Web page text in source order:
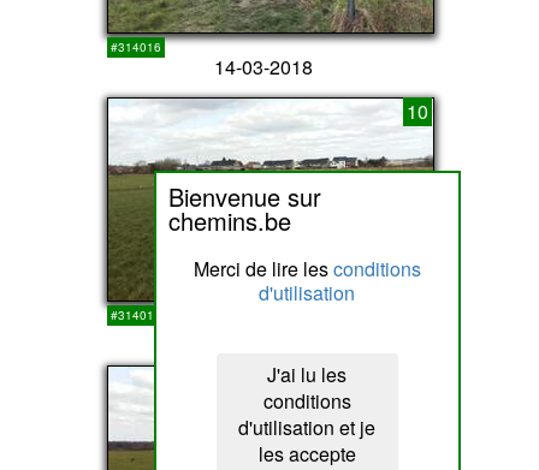
Bienvenue sur
chemins.be
Merci de lire lesconditions
d'utilisation
J'ai lu les
conditions
d'utilisation et je
les accepte
#314016
14-03-2018
#314015
10